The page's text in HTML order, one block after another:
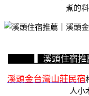
煮的
▍溪頭住宿推
溪頭金台灣山莊民宿
人小